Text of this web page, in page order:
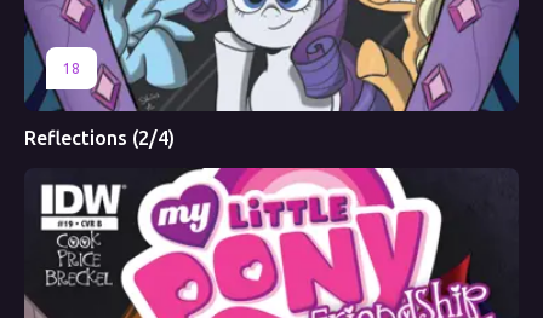
18
Reflections (2/4)